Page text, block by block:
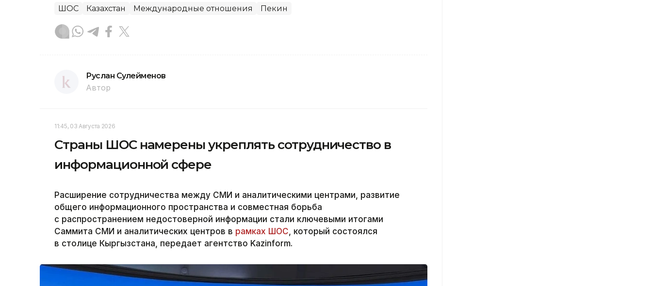
ШОС Казахстан Международные отношения Пекин
Руслан Сулейменов
Автор
11:45, 03 Августа 2026
Страны ШОС намерены укреплять сотрудничество в
информационной сфере
Расширение сотрудничества между СМИ и аналитическими центрами, развитие
общего информационного пространства и совместная борьба
с распространением недостоверной информации стали ключевыми итогами
Саммита СМИ и аналитических центров в рамках ШОС, который состоялся
в столице Кыргызстана, передает агентство Kazinform.